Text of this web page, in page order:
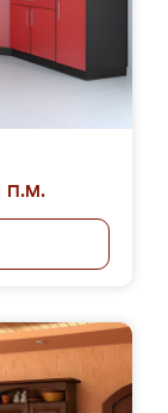
п.м.